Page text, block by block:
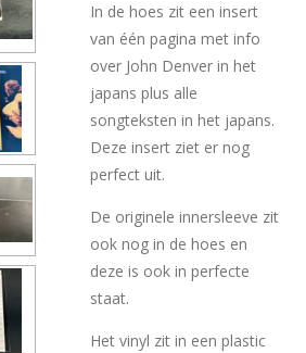
In de hoes zit een insert
van één pagina met info
over John Denver in het
japans plus alle
songteksten in het japans.
Deze insert ziet er nog
perfect uit.
De originele innersleeve zit
ook nog in de hoes en
deze is ook in perfecte
staat.
Het vinyl zit in een plastic